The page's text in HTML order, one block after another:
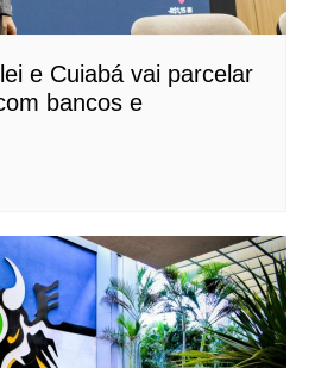
e Cuiabá vai parcelar
bancos e